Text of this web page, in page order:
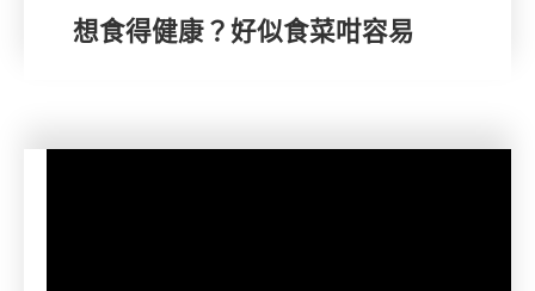
想食得健康？好似食菜咁容易